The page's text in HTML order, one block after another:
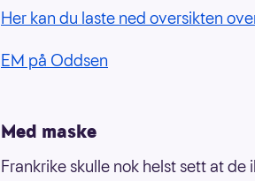
Her kan du laste ned oversikten
EM på Oddsen
Med maske
Frankrike skulle nok helst sett at de